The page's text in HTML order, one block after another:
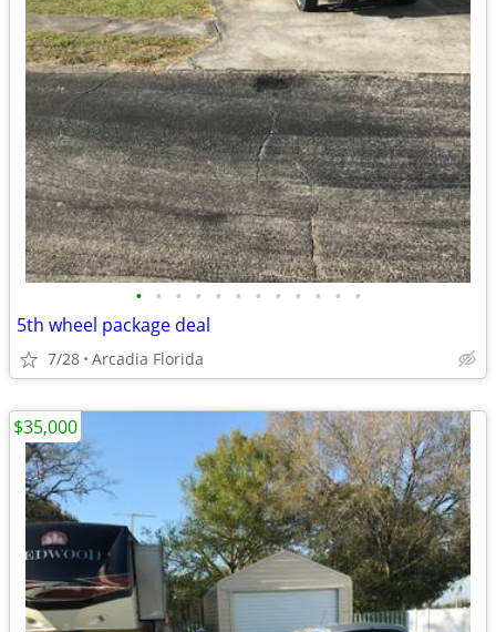
• • • • • • • • • • • •
5th wheel package deal
7/28 Arcadia Florida
$35,000